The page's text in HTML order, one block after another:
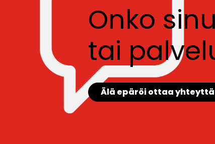
Onko
tai
Älä epäröi ottaa yhteyttä